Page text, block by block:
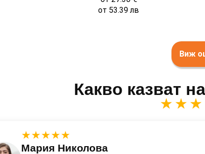
от 53.39лв
Виж
Какво казват
★★★★★
Мария Николова